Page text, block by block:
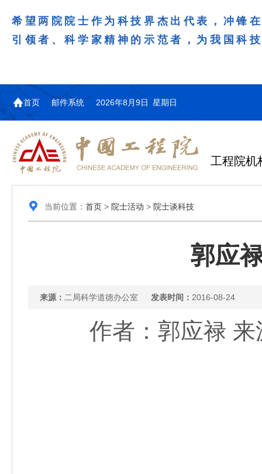
希望两院院士作为科技界杰出代表，冲锋
引领者、科学家精神的示范者，为我国科
首页 邮件系统 2026年8月9日 星期日
工程院机
当前位置： 首页> 院士活动 > 院士谈科技
郭应
来源： 二局科学道德办公室 发表时间： 2016-08-24
作者：郭应禄